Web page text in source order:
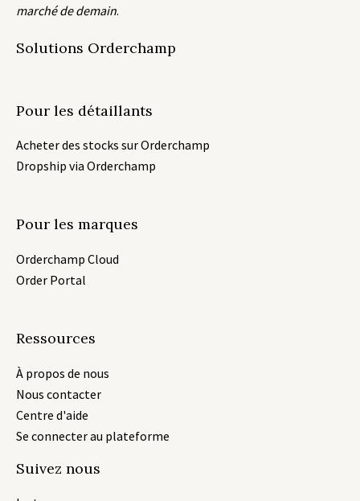
marché de demain.
Solutions Orderchamp
Pour les détaillants
Acheter des stocks sur Orderchamp
Dropship via Orderchamp
Pour les marques
Orderchamp Cloud
Order Portal
Ressources
À propos de nous
Nous contacter
Centre d'aide
Se connecter au plateforme
Suivez nous